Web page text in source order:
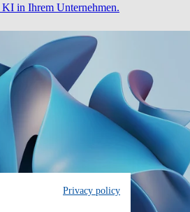
in Ihrem Unternehmen.
Privacy policy